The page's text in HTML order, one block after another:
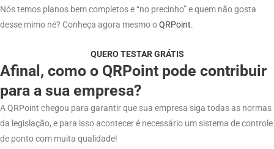
Nós temos planos bem completos e “no precinho” e quem não gosta
desse mimo né? Conheça agora mesmo oQRPoint.
QUERO TESTAR GRÁTIS
Afinal, como o QRPoint pode contribuir
para a sua empresa?
A QRPoint chegou para garantir que sua empresa siga todas as normas
da legislação, e para isso acontecer é necessário um sistema de controle
de ponto com muita qualidade!